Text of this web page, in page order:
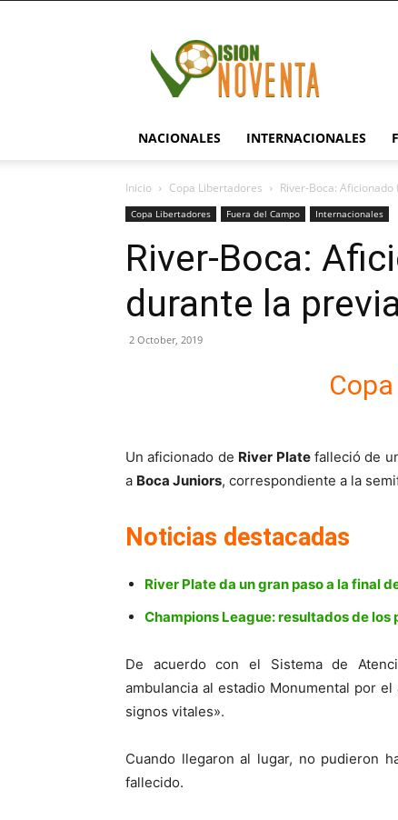
NACIONALES INTERNACIONALES
Inicio Copa Libertadores River-Boca:
Copa Libertadores Fuera del Campo Internacionales
River-Boca:
durante la
2 October, 2019
Un aficionado de River Platefalleció de
a Boca Juniors, correspondiente a la
Noticias destacadas
River Plate da un gran paso a la final
Champions League: resultados de
De acuerdo con el Sistema de
ambulancia al estadio Monumental por
signos vitales».
Cuando llegaron al lugar, no pudieron
fallecido.